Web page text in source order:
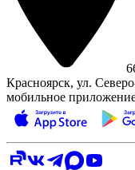
Красноярск, ул.
мобильное